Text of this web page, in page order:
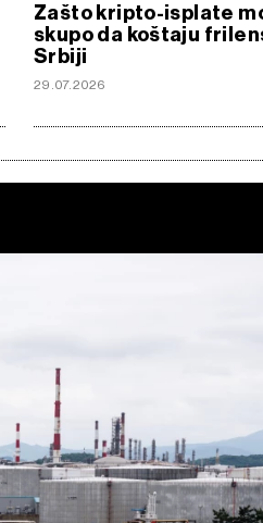
Zašto kripto-isplate
skupo da koštaju
Srbiji
29.07.2026